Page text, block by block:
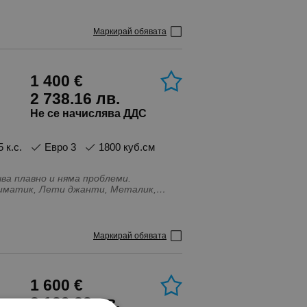
си заслужава да бъде видян.
платена 1ва вноска до 22. 08. 2026
- Задни, Въздушни
обслужен, С регистрация,
Маркирай обявата
1 400 €
2 738.16 лв.
Не се начислява ДДС
к.с. Евро 3
1800 куб.см
превключва плавно и няма проблеми.
Лети джанти, Металик,
Маркирай обявата
1 600 €
3 129.33 лв.